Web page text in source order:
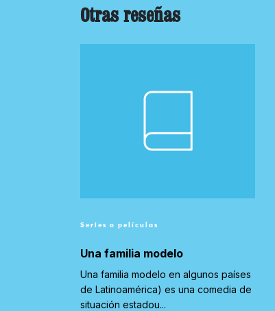
Otras reseñas
Series o películas
Una familia modelo
Una familia modelo en algunos países
de Latinoamérica) es una comedia de
situación estadou...